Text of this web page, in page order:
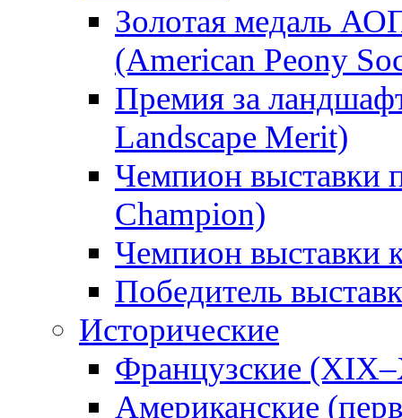
Золотая медаль
(American Peony
Премия за
Landscape Merit)
Чемпион выставки
Champion)
Чемпион выставки
Победитель
Исторические
Французские
Американские